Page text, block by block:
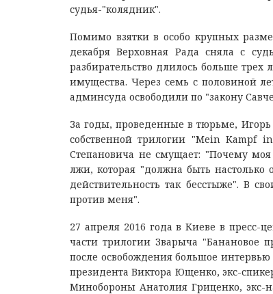
судья-"колядник".
Помимо взятки в особо крупных
декабря Верховная Рада сняла с
разбирательство длилось больше
имущества. Через семь с половиной
админсуда освободили по "закону
За годы, проведенные в тюрьме,
собственной трилогии "Mein Kampf
Степановича не смущает: "Почему
лжи, которая "должна быть настолько
действительность так бесстыже". В
против меня".
27 апреля 2016 года в Киеве в пресс-
части трилогии Зварыча "Банановое
после освобождения большое
президента Виктора Ющенко, экс-
Минобороны Анатолия Гриценко, экс-